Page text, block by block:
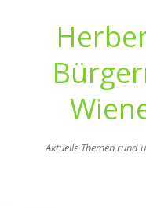
Aktuelle Themen rund